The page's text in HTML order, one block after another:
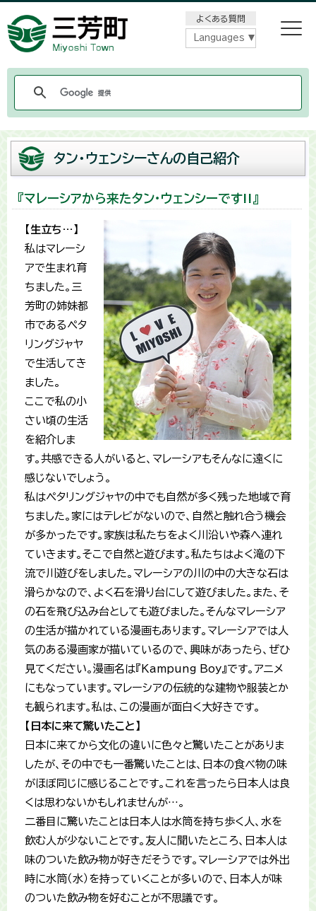
よくある質問
Languages
タン・ウェンシーさんの自己紹介
『マレーシアから来たタン・ウェンシーです!!』
【生立ち…】
私はマレーシ
アで生まれ育
ちました。三
芳町の姉妹都
市であるペタ
リングジャヤ
で生活してき
ました。
ここで私の小
さい頃の生活
を紹介しま
す。共感できる人がいると、マレーシアもそんなに遠くに
感じないでしょう。
私はペタリングジャヤの中でも自然が多く残った地域で育
ちました。家にはテレビがないので、自然と触れ合う機会
が多かったです。家族は私たちをよく川沿いや森へ連れ
ていきます。そこで自然と遊びます。私たちはよく滝の下
流で川遊びをしました。マレーシアの川の中の大きな石は
滑らかなので、よく石を滑り台にして遊びました。また、そ
の石を飛び込み台としても遊びました。そんなマレーシア
の生活が描かれている漫画もあります。マレーシアでは人
気のある漫画家が描いているので、興味があったら、ぜひ
見てください。漫画名は『Kampung Boy』です。アニメ
にもなっています。マレーシアの伝統的な建物や服装とか
も観られます。私は、この漫画が面白く大好きです。
【日本に来て驚いたこと】
日本に来てから文化の違いに色々と驚いたことがありま
したが、その中でも一番驚いたことは、日本の食べ物の味
がほぼ同じに感じることです。これを言ったら日本人は良
くは思わないかもしれませんが…。
二番目に驚いたことは日本人は水筒を持ち歩く人、水を
飲む人が少ないことです。友人に聞いたところ、日本人は
味のついた飲み物が好きだそうです。マレーシアでは外出
時に水筒（水）を持っていくことが多いので、日本人が味
のついた飲み物を好むことが不思議です。